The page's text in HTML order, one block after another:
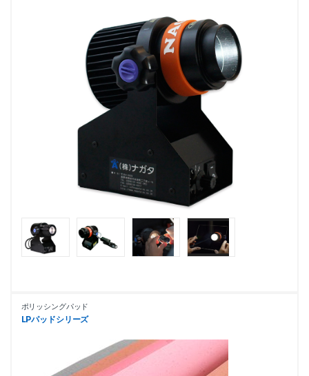
ポリッシングパッド
LPパッドシリーズ